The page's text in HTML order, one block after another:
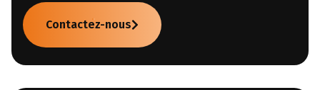
Contactez-nous